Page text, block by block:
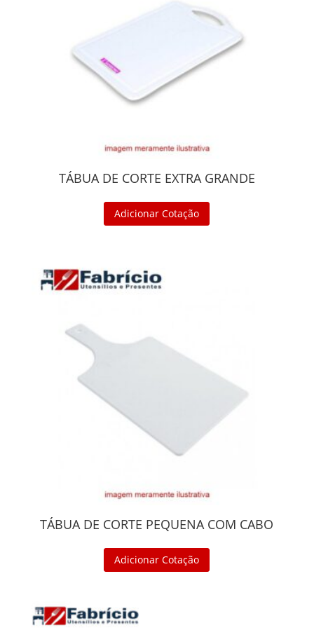
TÁBUA DE CORTE EXTRA GRANDE
Adicionar Cotação
TÁBUA DE CORTE PEQUENA COM CABO
Adicionar Cotação